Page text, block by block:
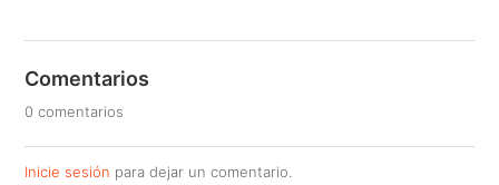
Comentarios
0 comentarios
Inicie sesión para dejar un comentario.